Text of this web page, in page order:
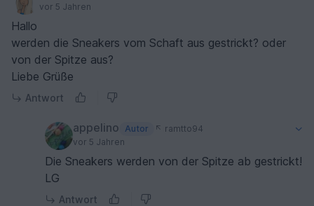
vor 5 Jahren
Hallo
werden die Sneakers vom Schaft aus gestrickt? oder
von der Spitze aus?
Liebe Grüße
Antwort
appelino Autor
ramtto94
vor 5 Jahren
Die Sneakers werden von der Spitze ab gestrickt!
LG
Antwort